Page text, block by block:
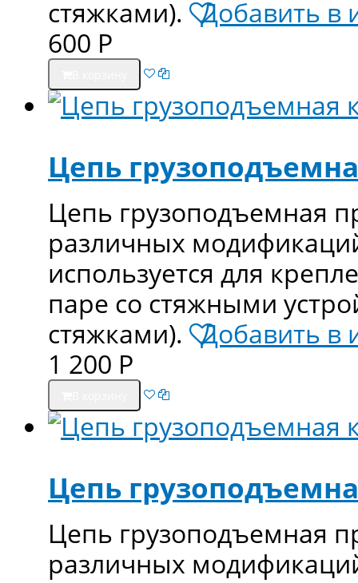
стяжками). Добавить в
600 Р
Цепь
Цепь грузоподъемная
различных
используется для
паре со стяжными
стяжками). Добавить в
1 200 Р
Цепь
Цепь грузоподъемная
различных